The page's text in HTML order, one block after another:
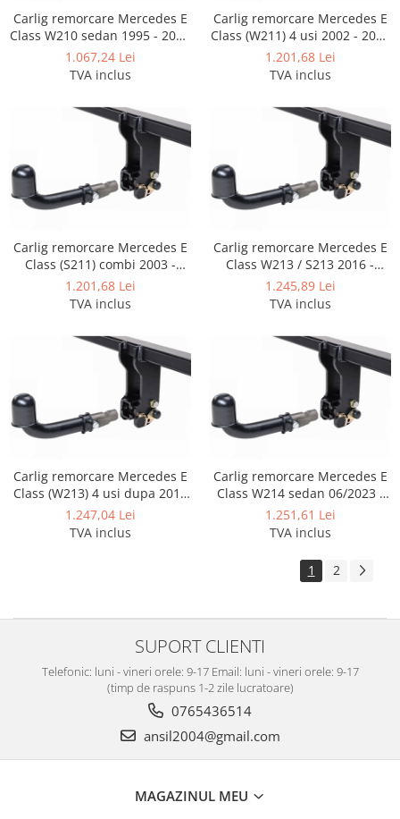
Covorase auto Vw
Cutii portbagaj
Cutii portbagaj pt. bare
transversale
Echipamente
Generatoare curent portabile
Genti si rucsacuri
Accesorii genti-rucsacuri
Genti de umar
Genti laptop
Genti schi si snowboard
Genti voiaj
Huse scaune auto
Instalatii simple
Module cu interfata can-bus
Scut motor Alfa Romeo
Scut motor Audi
Scut motor Bmw
Scut motor Dacia
Scut motor Daewoo
Carlig remorcare Mercedes E
Class W210 sedan 1995 - 2002
demontabil automat cu
maneta
1.067,24 Lei
TVA inclus
Carlig remorcare Mercedes E
Class (W211) 4 usi 2002 - 2008
demontabil automat cu
maneta marca Autohak
1.201,68 Lei
TVA inclus
Carlig remorcare Mercedes E
Class (S211) combi 2003 -
2008 demontabil automat cu
maneta marca Autohak
1.201,68 Lei
TVA inclus
Carlig remorcare Mercedes E
Class W213 / S213 2016 -
06/2023 demontabil automat
cu maneta
1.245,89 Lei
TVA inclus
Carlig remorcare Mercedes E
Class (W213) 4 usi dupa 2016
demontabil automat cu
maneta marca Autohak
1.247,04 Lei
TVA inclus
Carlig remorcare Mercedes E
Class W214 sedan 06/2023 -
prezent demontabil automat
cu maneta
1.251,61 Lei
TVA inclus
1 2
SUPORT CLIENTI
Telefonic: luni - vineri orele: 9-17 Email: luni - vineri orele: 9-17
(timp de raspuns 1-2 zile lucratoare)
0765436514
ansil2004@gmail.com
MAGAZINUL MEU